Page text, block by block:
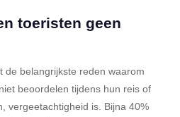
toeristen geen
de belangrijkste reden waarom
beoordelen tijdens hun reis of
vergeetachtigheid is. Bijna 40%